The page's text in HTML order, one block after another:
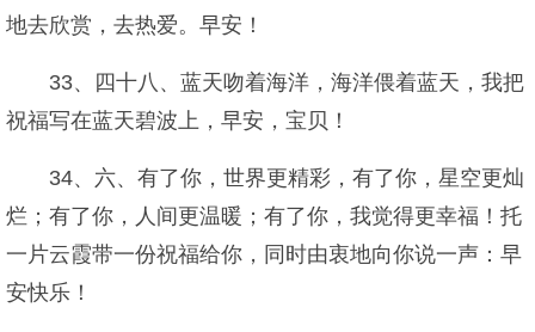
地去欣赏，去热爱。早安！
33、四十八、蓝天吻着海洋，海洋偎着蓝天，我把
祝福写在蓝天碧波上，早安，宝贝！
34、六、有了你，世界更精彩，有了你，星空更灿
烂；有了你，人间更温暖；有了你，我觉得更幸福！托
一片云霞带一份祝福给你，同时由衷地向你说一声：早
安快乐！